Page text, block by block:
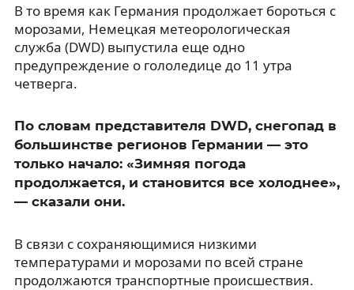
В то время как Германия продолжает бороться с
морозами, Немецкая метеорологическая
служба (DWD) выпустила еще одно
предупреждение о гололедице до 11 утра
четверга.
По словам представителя DWD, снегопад в
большинстве регионов Германии — это
только начало: «Зимняя погода
продолжается, и становится все холоднее»,
— сказали они.
В связи с сохраняющимися низкими
температурами и морозами по всей стране
продолжаются транспортные происшествия.